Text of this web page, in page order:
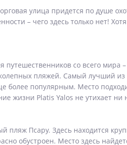
улица придется по душе
– чего здесь только нет!
путешественников со всего
пляжей. Самый лучший
более популярным. Место
жизни Platis Yalos не утихает
пляж Псару. Здесь находится
обустроен. Место здесь